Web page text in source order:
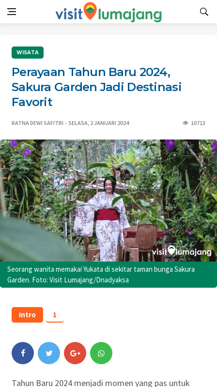
WISATA
Perayaan Tahun Baru 2024,
Sakura Garden Jadi Destinasi
Favorit
RATNA DEWI SAFITRI SELASA, 2 JANUARI 2024 10713
Seorang wanita memakai Yukata di sekitar taman bunga Sakura
Garden. Foto: Visit Lumajang/Dnadyaksa
Intro 1
Tahun Baru 2024 menjadi momen yang pas untuk